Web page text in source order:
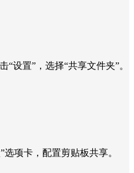
“设置”，选择“共享文件夹”。
项卡，配置剪贴板共享。